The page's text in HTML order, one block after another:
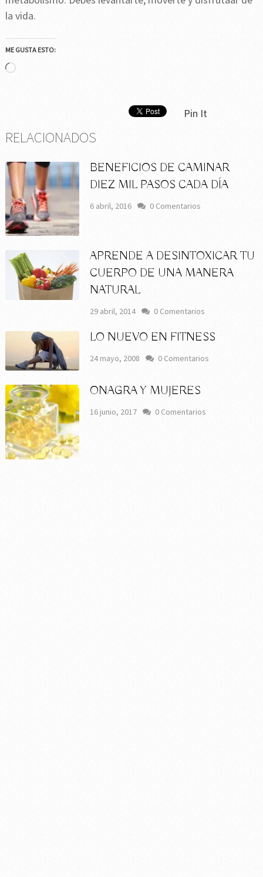
la vida.
ME GUSTA ESTO:
Cargando...
Pin It
RELACIONADOS
BENEFICIOS DE CAMINAR
DIEZ MIL PASOS CADA DÍA
6 abril, 2016 0 Comentarios
APRENDE A DESINTOXICAR TU
CUERPO DE UNA MANERA
NATURAL
29 abril, 2014 0 Comentarios
LO NUEVO EN FITNESS
24 mayo, 2008 0 Comentarios
ONAGRA Y MUJERES
16 junio, 2017 0 Comentarios